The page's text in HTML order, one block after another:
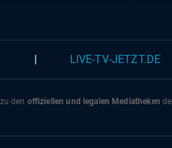
LIVE-TV-JETZT.DE
den offiziellen und legalen Mediatheken